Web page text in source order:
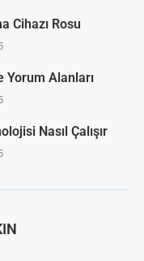
Cihazı Rosu
Yorum Alanları
Nasıl Çalışır